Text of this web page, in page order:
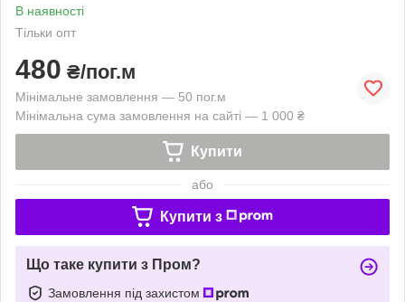
В наявності
Тільки опт
480 ₴/пог.м
Мінімальне замовлення — 50 пог.м
Мінімальна сума замовлення на сайті — 1 000 ₴
Купити
або
Купити з
Що таке купити з Пром?
Замовлення під захистом